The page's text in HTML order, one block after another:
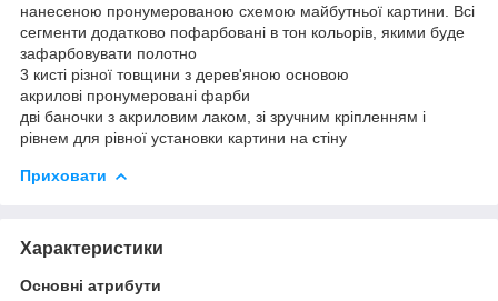
нанесеною пронумерованою схемою майбутньої картини. Всі
сегменти додатково пофарбовані в тон кольорів, якими буде
зафарбовувати полотно
3 кисті різної товщини з дерев'яною основою
акрилові пронумеровані фарби
дві баночки з акриловим лаком, зі зручним кріпленням і
рівнем для рівної установки картини на стіну
Приховати
Характеристики
Основні атрибути